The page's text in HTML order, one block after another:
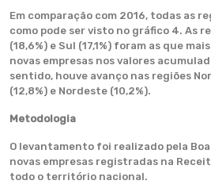
Em comparação com 2016, todas as
como pode ser visto no gráfico 4. As
(18,6%) e Sul (17,1%) foram as que
novas empresas nos valores
sentido, houve avanço nas regiões
(12,8%) e Nordeste (10,2%).
Metodologia
O levantamento foi realizado pela
novas empresas registradas na
todo o território nacional.